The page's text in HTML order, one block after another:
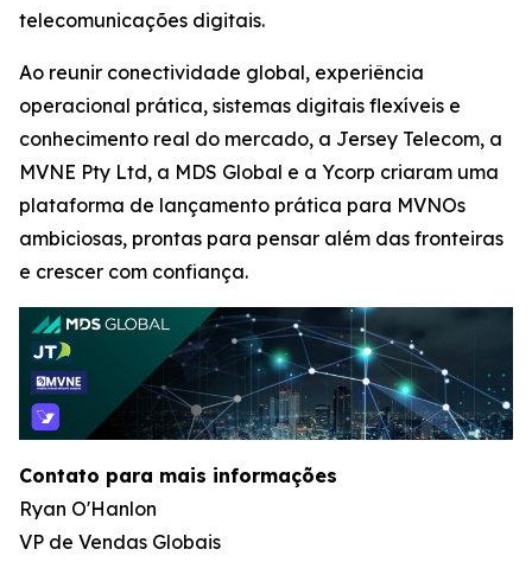
telecomunicações digitais.
Ao reunir conectividade global, experiência
operacional prática, sistemas digitais flexíveis e
conhecimento real do mercado, a Jersey Telecom, a
MVNE Pty Ltd, a MDS Global e a Ycorp criaram uma
plataforma de lançamento prática para MVNOs
ambiciosas, prontas para pensar além das fronteiras
e crescer com confiança.
Contato para mais informações
Ryan O'Hanlon
VP de Vendas Globais